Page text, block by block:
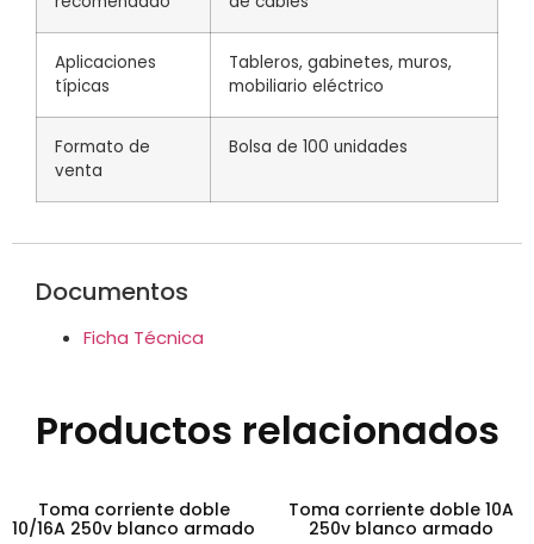
Aplicaciones
típicas
Tableros, gabinetes, muros,
mobiliario eléctrico
Formato de
venta
Bolsa de 100 unidades
Documentos
Ficha Técnica
Productos relacionados
Toma corriente doble
10/16A 250v blanco armado
Toma corriente doble 10A
250v blanco armado